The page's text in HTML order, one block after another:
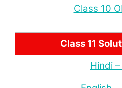
Class 10
Class 11
Hindi –